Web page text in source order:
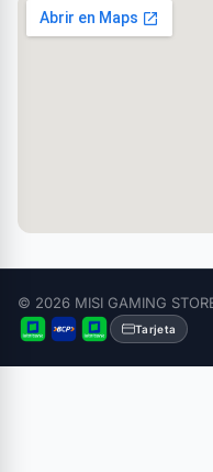
© 2026 MISI GAMING
Tarjeta